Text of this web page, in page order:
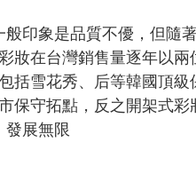
印象是品質不優，但隨
妝在台灣銷售量逐年以兩
括雪花秀、后等韓國頂
保守拓點，反之開架式彩
發展無限